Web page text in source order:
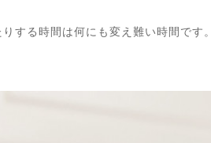
する時間は何にも変え難い時間です。